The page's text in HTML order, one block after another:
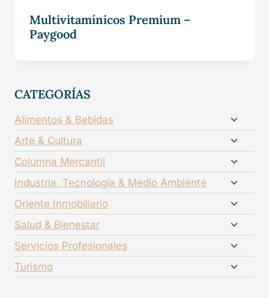
Multivitamínicos Premium –
Paygood
CATEGORÍAS
Alimentos & Bebidas
Arte & Cultura
Columna Mercantil
Industria, Tecnología & Medio Ambiente
Oriente Inmobiliario
Salud & Bienestar
Servicios Profesionales
Turismo